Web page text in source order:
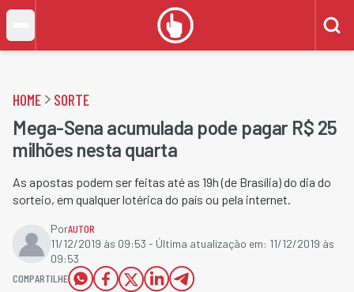
HOME SORTE
Mega-Sena acumulada pode pagar R$ 25
milhões nesta quarta
As apostas podem ser feitas até as 19h (de Brasília) do dia do
sorteio, em qualquer lotérica do país ou pela internet.
PorAUTOR
11/12/2019 às 09:53 - Última atualização em: 11/12/2019 às
09:53
COMPARTILHE